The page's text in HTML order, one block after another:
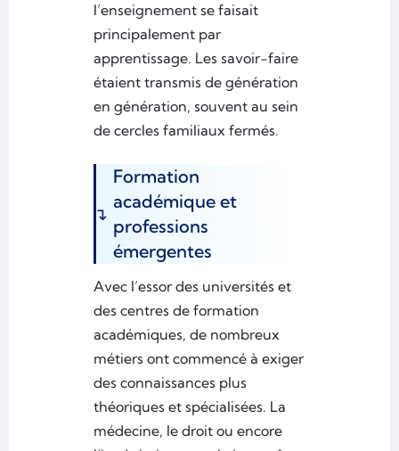
l’enseignement se faisait
principalement par
apprentissage. Les savoir-faire
étaient transmis de génération
en génération, souvent au sein
de cercles familiaux fermés.
Formation
académique et
professions
émergentes
Avec l’essor des universités et
des centres de formation
académiques, de nombreux
métiers ont commencé à exiger
des connaissances plus
théoriques et spécialisées. La
médecine, le droit ou encore